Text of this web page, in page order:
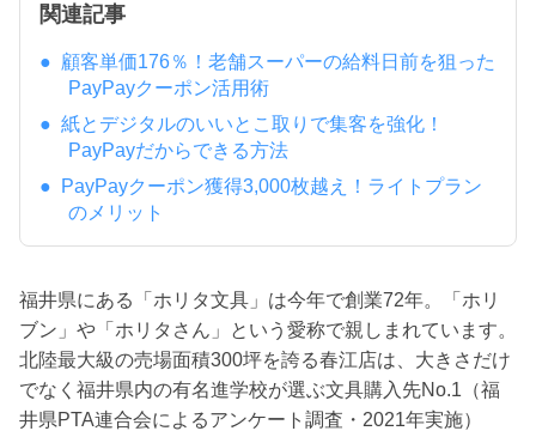
関連記事
顧客単価176％！老舗スーパーの給料日前を狙った
PayPayクーポン活用術
紙とデジタルのいいとこ取りで集客を強化！
PayPayだからできる方法
PayPayクーポン獲得3,000枚越え！ライトプラン
のメリット
福井県にある「ホリタ文具」は今年で創業72年。「ホリ
ブン」や「ホリタさん」という愛称で親しまれています。
北陸最大級の売場面積300坪を誇る春江店は、大きさだけ
でなく福井県内の有名進学校が選ぶ文具購入先No.1（福
井県PTA連合会によるアンケート調査・2021年実施）